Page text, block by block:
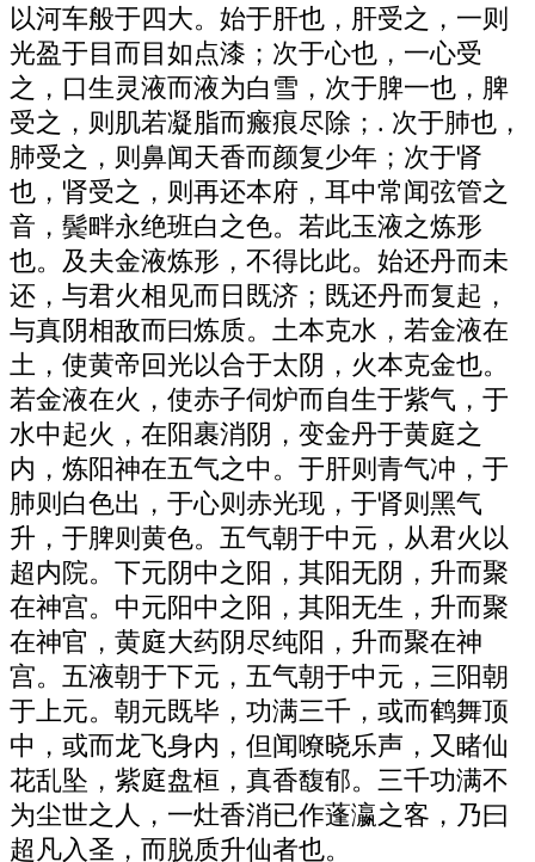
以河车般于四大。始于肝也，肝受之，一则
光盈于目而目如点漆；次于心也，一心受
之，口生灵液而液为白雪，次于脾一也，脾
受之，则肌若凝脂而瘢痕尽除；. 次于肺也，
肺受之，则鼻闻天香而颜复少年；次于肾
也，肾受之，则再还本府，耳中常闻弦管之
音，鬓畔永绝班白之色。若此玉液之炼形
也。及夫金液炼形，不得比此。始还丹而未
还，与君火相见而日既济；既还丹而复起，
与真阴相敌而曰炼质。土本克水，若金液在
土，使黄帝回光以合于太阴，火本克金也。
若金液在火，使赤子伺炉而自生于紫气，于
水中起火，在阳裹消阴，变金丹于黄庭之
内，炼阳神在五气之中。于肝则青气冲，于
肺则白色出，于心则赤光现，于肾则黑气
升，于脾则黄色。五气朝于中元，从君火以
超内院。下元阴中之阳，其阳无阴，升而聚
在神宫。中元阳中之阳，其阳无生，升而聚
在神官，黄庭大药阴尽纯阳，升而聚在神
宫。五液朝于下元，五气朝于中元，三阳朝
于上元。朝元既毕，功满三千，或而鹤舞顶
中，或而龙飞身内，但闻嘹晓乐声，又睹仙
花乱坠，紫庭盘桓，真香馥郁。三千功满不
为尘世之人，一灶香消已作蓬瀛之客，乃曰
超凡入圣，而脱质升仙者也。